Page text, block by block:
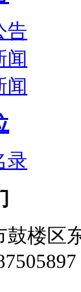
告
闻
闻
录
鼓楼区